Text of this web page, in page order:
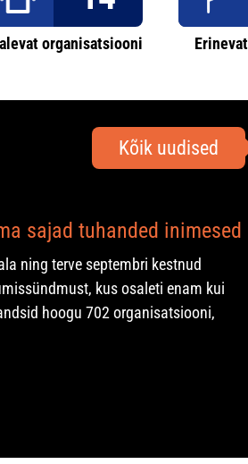
organisatsiooni
Kõik uudised
sajad tuhanded inimesed
ning terve septembri kestnud
kus osaleti enam kui
hoogu 702 organisatsiooni,